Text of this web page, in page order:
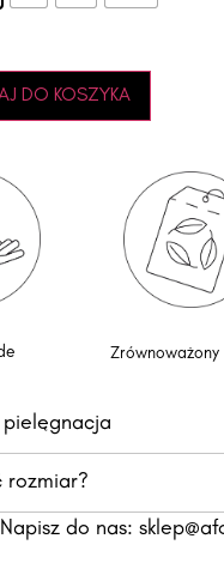
DO KOSZYKA
Zrównoważony
pielęgnacja
rozmiar?
do nas: